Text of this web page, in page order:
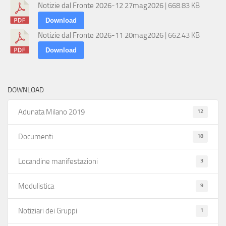
Notizie dal Fronte 2026-12 27mag2026 | 668.83 KB
Download
Notizie dal Fronte 2026-11 20mag2026 | 662.43 KB
Download
DOWNLOAD
Adunata Milano 2019 12
Documenti 18
Locandine manifestazioni 3
Modulistica 9
Notiziari dei Gruppi 1